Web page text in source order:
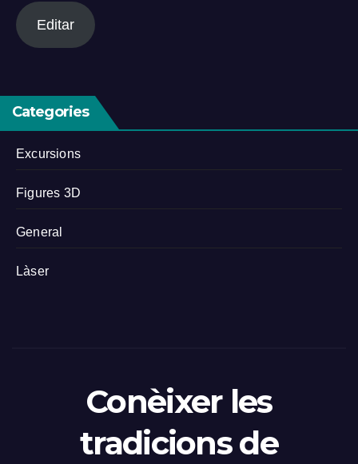
Editar
Categories
Excursions
Figures 3D
General
Làser
Conèixer les
tradicions de